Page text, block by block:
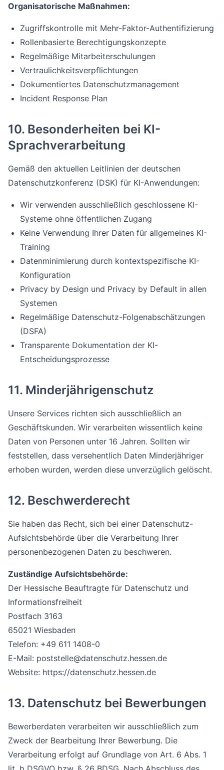
Organisatorische Maßnahmen:
Zugriffskontrolle mit Mehr-Faktor-Authentifizierung
Rollenbasierte Berechtigungskonzepte
Regelmäßige Mitarbeiterschulungen
Vertraulichkeitsverpflichtungen
Dokumentiertes Datenschutzmanagement
Incident Response Plan
10. Besonderheiten bei KI-
Sprachverarbeitung
Gemäß den aktuellen Leitlinien der deutschen
Datenschutzkonferenz (DSK) für KI-Anwendungen:
Wir verwenden ausschließlich geschlossene KI-
Systeme ohne öffentlichen Zugang
Keine Verwendung Ihrer Daten für allgemeines KI-
Training
Datenminimierung durch kontextspezifische KI-
Konfiguration
Privacy by Design und Privacy by Default in allen
Systemen
Regelmäßige Datenschutz-Folgenabschätzungen
(DSFA)
Transparente Dokumentation der KI-
Entscheidungsprozesse
11. Minderjährigenschutz
Unsere Services richten sich ausschließlich an
Geschäftskunden. Wir verarbeiten wissentlich keine
Daten von Personen unter 16 Jahren. Sollten wir
feststellen, dass versehentlich Daten Minderjähriger
erhoben wurden, werden diese unverzüglich gelöscht.
12. Beschwerderecht
Sie haben das Recht, sich bei einer Datenschutz-
Aufsichtsbehörde über die Verarbeitung Ihrer
personenbezogenen Daten zu beschweren.
Zuständige Aufsichtsbehörde:
Der Hessische Beauftragte für Datenschutz und
Informationsfreiheit
Postfach 3163
65021 Wiesbaden
Telefon: +49 611 1408-0
E-Mail: poststelle@datenschutz.hessen.de
Website: https://datenschutz.hessen.de
13. Datenschutz bei Bewerbungen
Bewerberdaten verarbeiten wir ausschließlich zum
Zweck der Bearbeitung Ihrer Bewerbung. Die
Verarbeitung erfolgt auf Grundlage von Art. 6 Abs. 1